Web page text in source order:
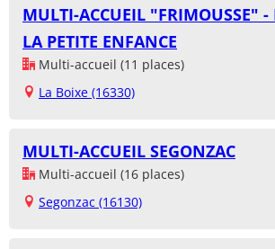
MULTI-ACCUEIL "FRIMOUSSE" -
LA PETITE ENFANCE
Multi-accueil (11 places)
La Boixe (16330)
MULTI-ACCUEIL SEGONZAC
Multi-accueil (16 places)
Segonzac (16130)